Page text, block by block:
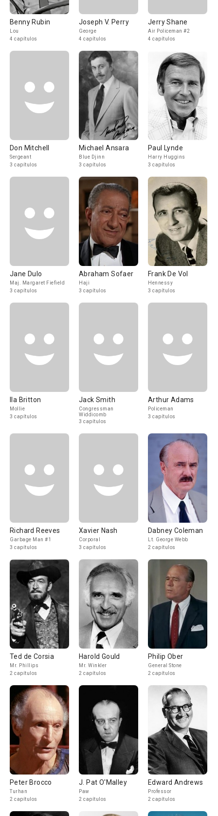
Benny Rubin
Lou
4 capítulos
Joseph V. Perry
George
4 capítulos
Jerry Shane
Air Policeman #2
4 capítulos
Don Mitchell
Sergeant
3 capítulos
Michael Ansara
Blue Djinn
3 capítulos
Paul Lynde
Harry Huggins
3 capítulos
Jane Dulo
Maj. Margaret Fiefield
3 capítulos
Abraham Sofaer
Haji
3 capítulos
Frank De Vol
Hennessy
3 capítulos
Ila Britton
Mollie
3 capítulos
Jack Smith
Congressman
Widdicomb
3 capítulos
Arthur Adams
Policeman
3 capítulos
Richard Reeves
Garbage Man #1
3 capítulos
Xavier Nash
Corporal
3 capítulos
Dabney Coleman
Lt. George Webb
2 capítulos
Ted de Corsia
Mr. Phillips
2 capítulos
Harold Gould
Mr. Winkler
2 capítulos
Philip Ober
General Stone
2 capítulos
Peter Brocco
Turhan
2 capítulos
J. Pat O'Malley
Paw
2 capítulos
Edward Andrews
Professor
2 capítulos